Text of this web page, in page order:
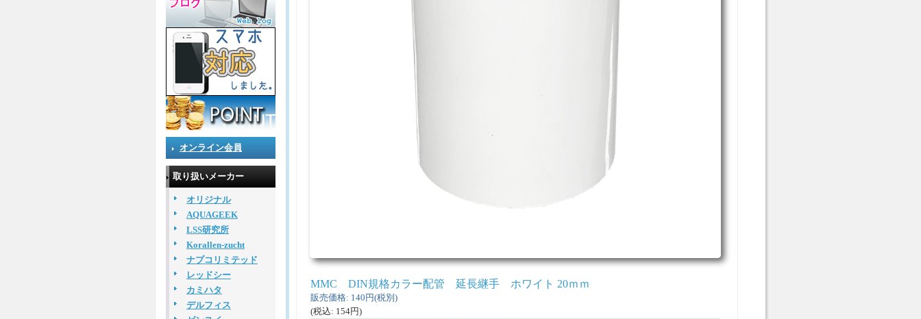
オンライン会員
取り扱いメーカー
オリジナル
AQUAGEEK
LSS研究所
Korallen-zucht
ナプコリミテッド
レッドシー
カミハタ
デルフィス
MMC DIN規格カラー配管 延長継手 ホワイト 20ｍｍ
販売価格: 140円(税別)
(税込: 154円)